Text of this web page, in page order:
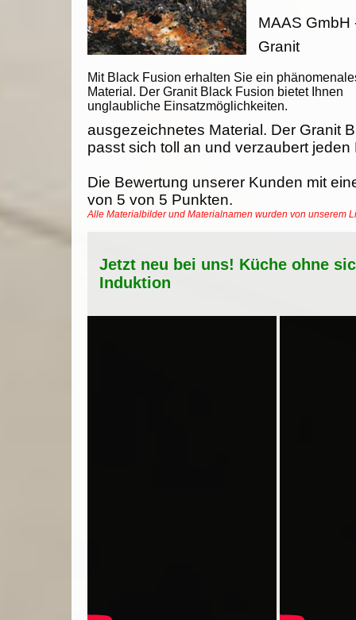
Mit Black Fusion erhalten Sie ein
Material. Der Granit Black Fusion bietet Ihnen
unglaubliche Einsatzmöglichkeiten.
MAAS GmbH
Granit
ausgezeichnetes Material. Der Granit
passt sich toll an und verzaubert jeden
Die Bewertung unserer Kunden mit
von 5 von 5 Punkten.
Alle Materialbilder und Materialnamen wurden von unserem
Jetzt neu bei uns! Küche ohne
Induktion